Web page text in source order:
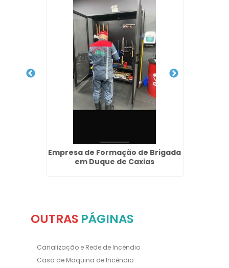
Empresa de Formação de Brigada
em Duque de Caxias
OUTRAS PÁGINAS
Canalização e Rede de Incêndio
Casa de Maquina de Incêndio